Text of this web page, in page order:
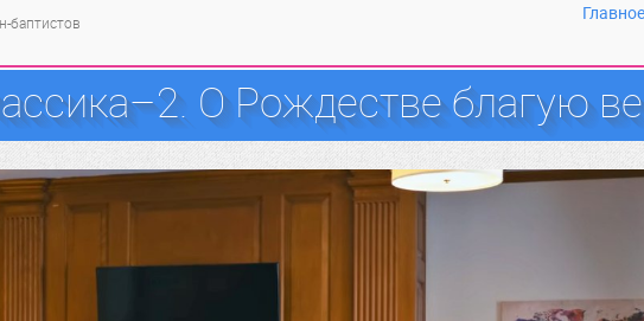
баптистов
Главное
О Рождестве благую